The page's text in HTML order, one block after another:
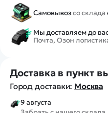
Самовывозсо склада
Мы доставляем до
Почта, Озон
Доставка в пункт
Город доставки: Москва
9 августа